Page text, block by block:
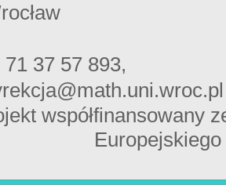
37 57 893,
współfinansowany